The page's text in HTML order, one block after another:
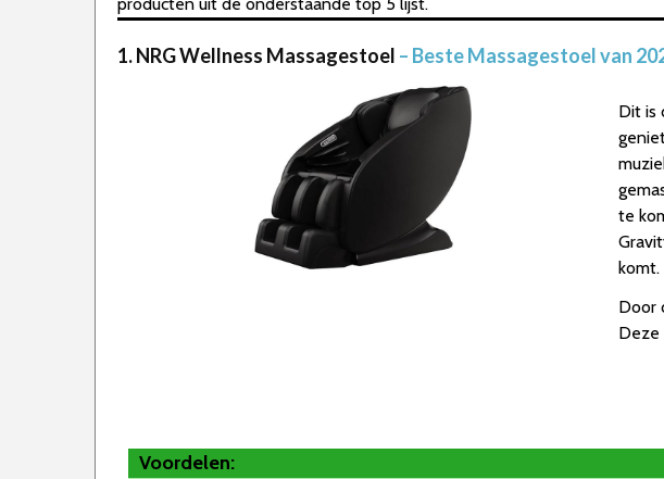
1. NRG Wellness Massagestoel – Beste Massagestoel van
Dit is
te
komt.
Door
Deze
Voordelen: